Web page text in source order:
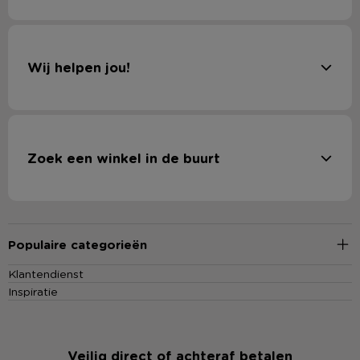
Wij helpen jou!
Zoek een winkel in de buurt
Populaire categorieën
Klantendienst
Inspiratie
Veilig direct of achteraf betalen